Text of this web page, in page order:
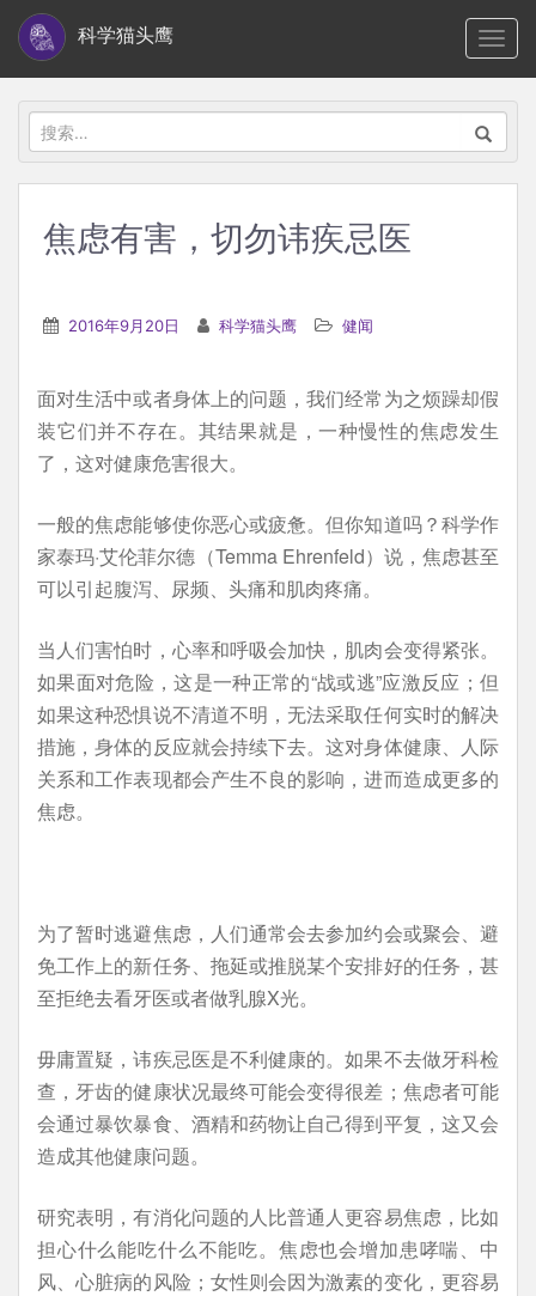
i
科学猫头鹰
搜
索：
焦虑有害，切勿讳疾忌医
2016年9月20日 科学猫头鹰 健闻
面对生活中或者身体上的问题，我们经常为之烦躁却假
装它们并不存在。其结果就是，一种慢性的焦虑发生
了，这对健康危害很大。
一般的焦虑能够使你恶心或疲惫。但你知道吗？科学作
家泰玛·艾伦菲尔德（Temma Ehrenfeld）说，焦虑甚至
可以引起腹泻、尿频、头痛和肌肉疼痛。
当人们害怕时，心率和呼吸会加快，肌肉会变得紧张。
如果面对危险，这是一种正常的“战或逃”应激反应；但
如果这种恐惧说不清道不明，无法采取任何实时的解决
措施，身体的反应就会持续下去。这对身体健康、人际
关系和工作表现都会产生不良的影响，进而造成更多的
焦虑。
为了暂时逃避焦虑，人们通常会去参加约会或聚会、避
免工作上的新任务、拖延或推脱某个安排好的任务，甚
至拒绝去看牙医或者做乳腺X光。
毋庸置疑，讳疾忌医是不利健康的。如果不去做牙科检
查，牙齿的健康状况最终可能会变得很差；焦虑者可能
会通过暴饮暴食、酒精和药物让自己得到平复，这又会
造成其他健康问题。
研究表明，有消化问题的人比普通人更容易焦虑，比如
担心什么能吃什么不能吃。焦虑也会增加患哮喘、中
风、心脏病的风险；女性则会因为激素的变化，更容易